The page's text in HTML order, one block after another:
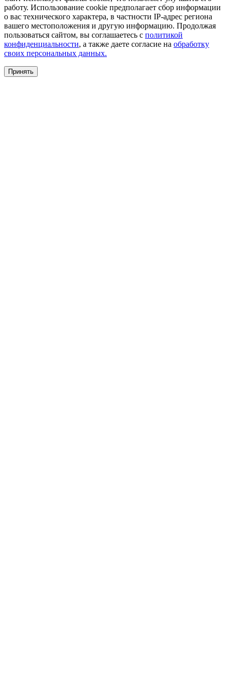
работу. Использование cookie предполагает сбор информации
о вас технического характера, в частности IP-адрес региона
вашего местоположения и другую информацию. Продолжая
пользоваться сайтом, вы соглашаетесь с политикой
конфиденциальности, а также даете согласие на обработку
своих персональных данных.
Принять